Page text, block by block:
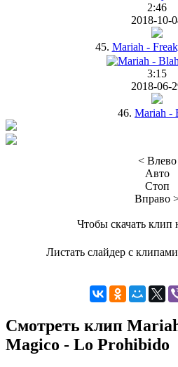
2:46
2018-10-
45. Mariah -
3:15
2018-06-
46. Mariah -
< Влево
Авто
Стоп
Вправо
Чтобы скачать клип
Листать слайдер с
Смотреть клип
Magico - Lo Prohibido